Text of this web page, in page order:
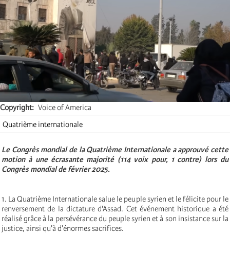
Copyright
Voice of America
Quatrième internationale
Le Congrès mondial de la Quatrième Internationale a approuvé cette
motion à une écrasante majorité (114 voix pour, 1 contre) lors du
Congrès mondial de février 2025.
1. La Quatrième Internationale salue le peuple syrien et le félicite pour le
renversement de la dictature d'Assad. Cet événement historique a été
réalisé grâce à la persévérance du peuple syrien et à son insistance sur la
justice, ainsi qu'à d'énormes sacrifices.